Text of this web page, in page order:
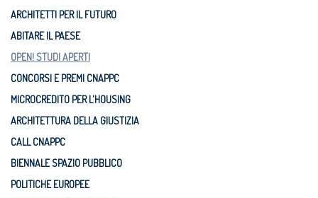
ARCHITETTI PER IL FUTURO
ABITARE IL PAESE
OPEN! STUDI APERTI
CONCORSI E PREMI CNAPPC
MICROCREDITO PER L'HOUSING
ARCHITETTURA DELLA GIUSTIZIA
CALL CNAPPC
BIENNALE SPAZIO PUBBLICO
POLITICHE EUROPEE